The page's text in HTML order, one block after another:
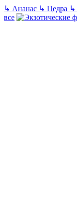
↳ Ананас ↳ Цедра ↳
все